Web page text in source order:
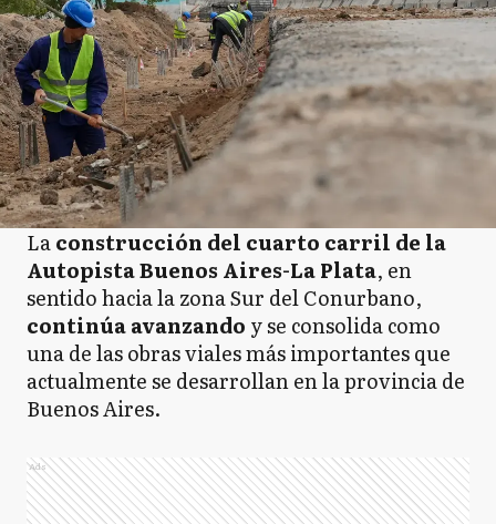
Laconstrucción del cuarto carril de la
Autopista Buenos Aires-La Plata, en
sentido hacia la zona Sur del Conurbano,
continúa avanzando y se consolida como
una de las obras viales más importantes que
actualmente se desarrollan en la provincia de
Buenos Aires.
Ads